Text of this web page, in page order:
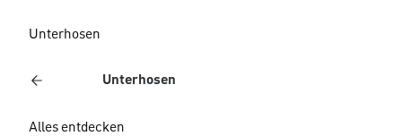
Unterhosen
Unterhosen
Alles entdecken